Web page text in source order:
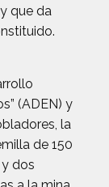
que da
(ADEN) y
la
de 150
dos